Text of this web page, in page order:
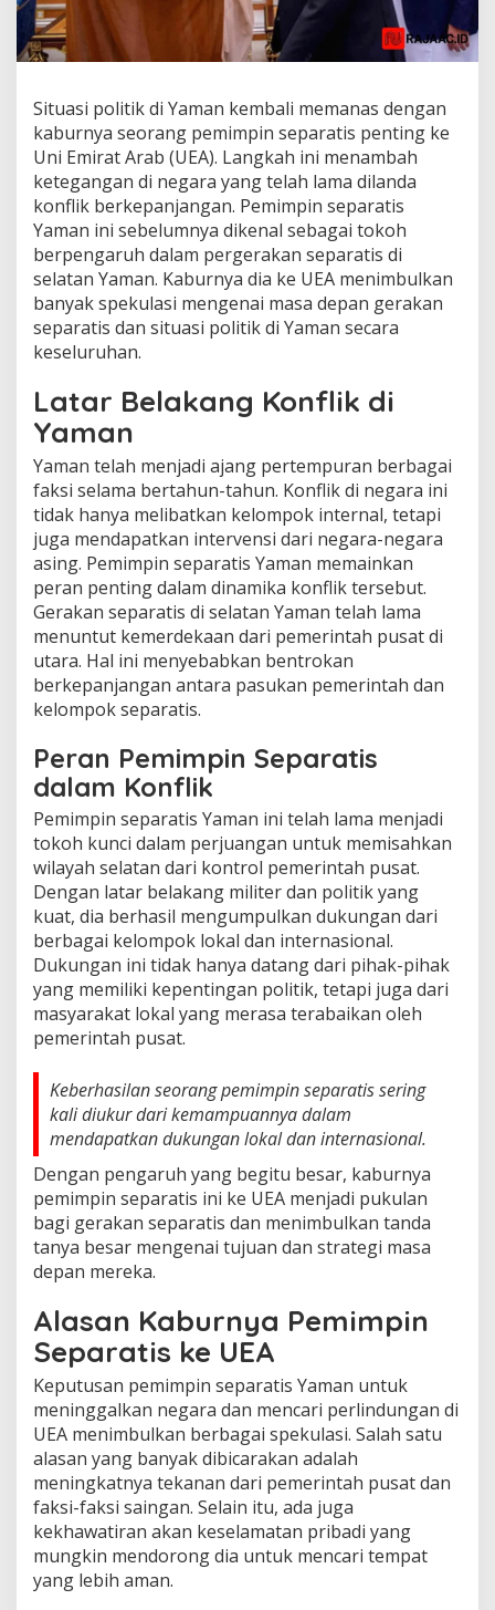
Situasi politik di Yaman kembali memanas dengan
kaburnya seorang pemimpin separatis penting ke
Uni Emirat Arab (UEA). Langkah ini menambah
ketegangan di negara yang telah lama dilanda
konflik berkepanjangan. Pemimpin separatis
Yaman ini sebelumnya dikenal sebagai tokoh
berpengaruh dalam pergerakan separatis di
selatan Yaman. Kaburnya dia ke UEA menimbulkan
banyak spekulasi mengenai masa depan gerakan
separatis dan situasi politik di Yaman secara
keseluruhan.
Latar Belakang Konflik di
Yaman
Yaman telah menjadi ajang pertempuran berbagai
faksi selama bertahun-tahun. Konflik di negara ini
tidak hanya melibatkan kelompok internal, tetapi
juga mendapatkan intervensi dari negara-negara
asing. Pemimpin separatis Yaman memainkan
peran penting dalam dinamika konflik tersebut.
Gerakan separatis di selatan Yaman telah lama
menuntut kemerdekaan dari pemerintah pusat di
utara. Hal ini menyebabkan bentrokan
berkepanjangan antara pasukan pemerintah dan
kelompok separatis.
Peran Pemimpin Separatis
dalam Konflik
Pemimpin separatis Yaman ini telah lama menjadi
tokoh kunci dalam perjuangan untuk memisahkan
wilayah selatan dari kontrol pemerintah pusat.
Dengan latar belakang militer dan politik yang
kuat, dia berhasil mengumpulkan dukungan dari
berbagai kelompok lokal dan internasional.
Dukungan ini tidak hanya datang dari pihak-pihak
yang memiliki kepentingan politik, tetapi juga dari
masyarakat lokal yang merasa terabaikan oleh
pemerintah pusat.
Keberhasilan seorang pemimpin separatis sering
kali diukur dari kemampuannya dalam
mendapatkan dukungan lokal dan internasional.
Dengan pengaruh yang begitu besar, kaburnya
pemimpin separatis ini ke UEA menjadi pukulan
bagi gerakan separatis dan menimbulkan tanda
tanya besar mengenai tujuan dan strategi masa
depan mereka.
Alasan Kaburnya Pemimpin
Separatis ke UEA
Keputusan pemimpin separatis Yaman untuk
meninggalkan negara dan mencari perlindungan di
UEA menimbulkan berbagai spekulasi. Salah satu
alasan yang banyak dibicarakan adalah
meningkatnya tekanan dari pemerintah pusat dan
faksi-faksi saingan. Selain itu, ada juga
kekhawatiran akan keselamatan pribadi yang
mungkin mendorong dia untuk mencari tempat
yang lebih aman.